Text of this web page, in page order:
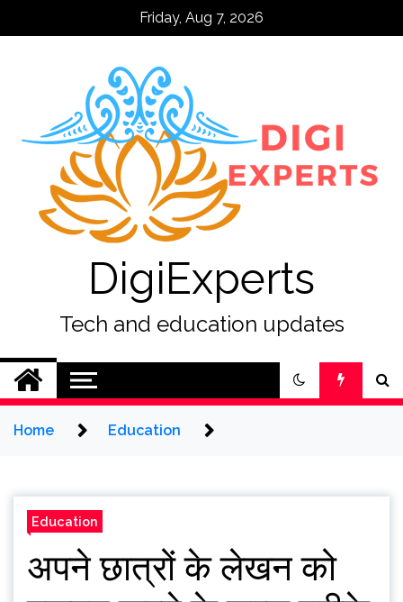
Friday, Aug 7, 2026
DigiExperts
Tech and education updates
Home Education
Education
अपने छात्रों के लेखन को